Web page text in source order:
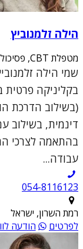
הילה זלמנוביץ
מטפלת CBT, פסיכולוגית קלינית
שמי הילה
בקליניקה פרטית
(בשילוב הדרכת
בהתאמה לצרכי
עבודה...
054-8116123
רמת השרון, ישראל
לפרטים
הודעה